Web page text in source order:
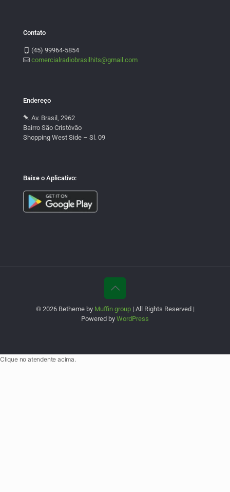
Contato
(45) 99964-5854
comercialradiobrasilhits@gmail.com
Endereço
Av. Brasil, 2962
Bairro São Cristóvão
Shopping West Side – Sl. 09
Baixe o Aplicativo:
© 2026 Betheme by Muffin group| All Rights Reserved |
Powered by WordPress
Clique no atendente acima.